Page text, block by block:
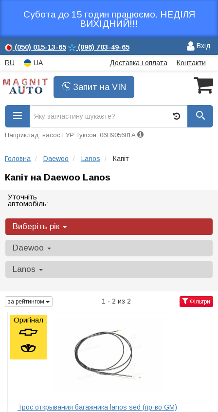
Субота до 15 годин працюємо. НЕДІЛЯ
ВИХІДНИЙ!!!
(050) 015-13-65 (096) 703-49-65 Вхід
RU UA Доставка і оплата Контакти
Запит на VIN
Наприклад: насос ГУР Туксон, 06H905601A
Головна Daewoo Lanos Капіт
Капіт на Daewoo Lanos
Уточніть
автомобіль:
Виберіть рік
Daewoo
Lanos
за рейтингом 1 - 2 из 2 Фільтри
Трос открывания багажника lanos sed (пр-во GM)
Оригінал